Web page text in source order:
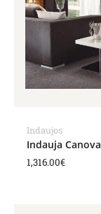
Indaujos
Indauja Canova
1,316.00€